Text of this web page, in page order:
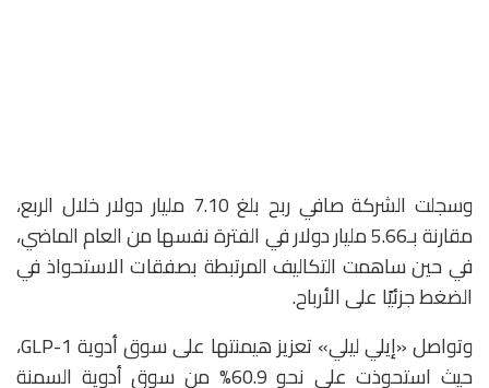
وسجلت الشركة صافي ربح بلغ 7.10 مليار دولار خلال الربع،
مقارنة بـ5.66 مليار دولار في الفترة نفسها من العام الماضي،
في حين ساهمت التكاليف المرتبطة بصفقات الاستحواذ في
الضغط جزئيًا على الأرباح.
وتواصل «إيلي ليلي» تعزيز هيمنتها على سوق أدوية GLP-1،
حيث استحوذت على نحو 60.9% من سوق أدوية السمنة